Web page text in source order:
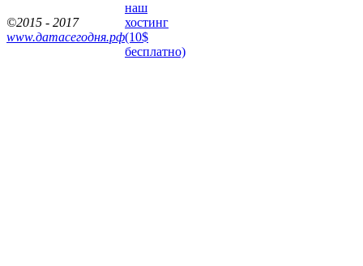
©2015 - 2017
www.датасегодня.рф
наш
хостинг
(10$
бесплатно)